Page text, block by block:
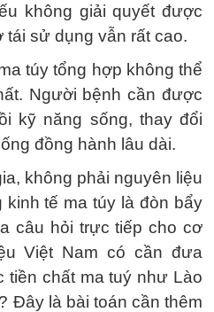
không giải quyết được
tái sử dụng vẫn rất cao.
túy tổng hợp không thể
Người bệnh cần được
kỹ năng sống, thay đổi
đồng hành lâu dài.
không phải nguyên liệu
kinh tế ma túy là đòn bẩy
câu hỏi trực tiếp cho cơ
Việt Nam có cần đưa
tiền chất ma tuý như Lào
Đây là bài toán cần thêm